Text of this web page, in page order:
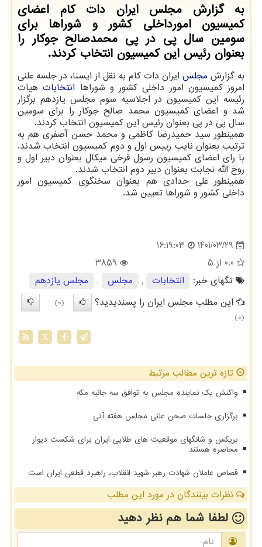
به گزارش مجلس ایران دات کام اعضای
کمیسیون امورداخلی کشور و شوراها برای
سومین سال پی در پی محمدصالح جوکار را
بعنوان رئیس این کمیسیون انتخاب کردند.
به گزارش مجلس ایران دات کام به نقل از ایسنا، در جلسه علنی
امروز کمیسیون امور داخلی کشور و شوراها انتخاباتهیات
رئیسه این کمیسیون در اجلاسیه سوم مجلس یازدهم برگزار
شد و اعضای کمیسیون محمد صالح جوکار را برای سومین
سال پی در پی بعنوان رئیس این کمیسیون انتخاب کردند.
همینطور سید حمیدرضا کاظمی و محمد حسن آصفری هم به
ترتیب بعنوان نایب رییس اول و دوم کمیسیون انتخاب شدند.
با رای اعضای کمیسیون رسول فرخی میکال بعنوان دبیر اول و
روح الله نجابت بعنوان دبیر دوم انتخاب شدند.
همینطور علی حدادی هم بعنوان سخنگوی کمیسیون امور
داخلی کشور و شوراها تعیین شد.
1401/03/29
16:19:03
0.0 از 5
3859
تگهای خبر:
انتخابات , مجلس ,
مجلس یازدهم
این مطلب مجلس ایران را پسندیدید؟
(0)
(0)
X
تازه ترین مطالب مرتبط
واکنش یک نماینده مجلس به توافق سه جانبه مکه
برگزاری جلسات صحن علنی مجلس هفته آتی
بریکس و شانگهای موقعیت های طلایی ایران برای شکست دیوار
محاصره هستند
قصاص عاملان شهادت رهبر شهید انقلاب، راهبرد قطعی ایران است
نظرات بینندگان در مورد این مطلب
لطفا شما همنظر دهید